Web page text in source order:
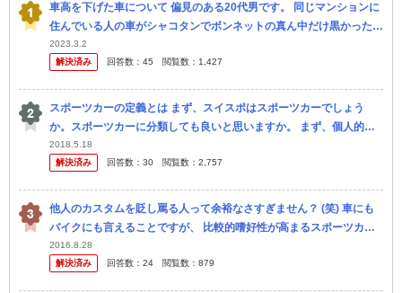
車高を下げた車について 偏見のある20代男です。 同じマンションに
住んでいる人の車がシャコタンでボンネットの真ん中だけ黒かったり
メッキをピカピカに磨いていたりなどバリ改造したプリウスなんです
が...
2023.3.2
解決済み
回答数： 45 閲覧数： 1,427
スポーツカーの定義とは まず、スイスポはスポーツカーでしょう
か。スポーツカーに分類しても良いと思いますか。 まず、個人的見
解から(と言っても自分は高校生なので父の意見) 父はZC33Sを入庫
し...
2018.5.18
解決済み
回答数： 30 閲覧数： 2,757
他人のカスタムを貶し罵る人って余裕なさすぎません？ (笑) 車にも
バイクにも言えることですが、 比較的嗜好性が高まるスポーツカー
であったり、バイクで言えば移動の足の範囲を超える排気量帯(250...
2016.8.28
解決済み
回答数： 24 閲覧数： 879